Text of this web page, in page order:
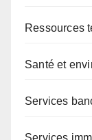
Ressources
Santé et
Services
Services